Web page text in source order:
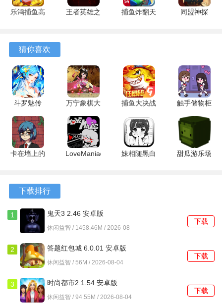
游戏特色
1、部分谜题采用了连环设计，前一个场景中找到的物品，需
要经过组合或简单加工，才能在后续场景中发挥作用，考验
逻辑串联能力。
2、游戏中登场的人物和动物角色造型圆润可爱，拥有各自鲜
明的性格特点，他们的对话和请求是推动解谜的关键。
小型谜题。
游戏优势
1、游戏对触控操作的反应非常灵敏，点击物品的判定区域设
置得合理，减少了因误触或点击不准带来的烦躁感。
2、每个关卡的场景美术风格统一且精致，色彩搭配柔和，长
时间进行视觉搜索也不会感到过于疲劳。
3、内置的提示系统有次数限制，但恢复机制相对宽松，在卡
乐鸿捕鱼高
王者英雄之
捕鱼炸翻天
同盟神探
猜你喜欢
斗罗魅传
1.11.207
安卓版
万宁象棋大
招版免广告
1.1.71 安卓
版
捕鱼大决战
122.7.291
安卓版
触手储物柜
2 1.2 安卓
版
卡在墙上的
LoveManiac
妹相随黑白
甜瓜游乐场
下载排行
1 鬼天3 2.46 安卓版
休闲益智 / 1458.46M / 2026-08-
下载
2 答题红包城 6.0.01 安卓版
休闲益智 / 56M / 2026-08-04
下载
3 时尚都市2 1.54 安卓版
休闲益智 / 94.55M / 2026-08-04
下载